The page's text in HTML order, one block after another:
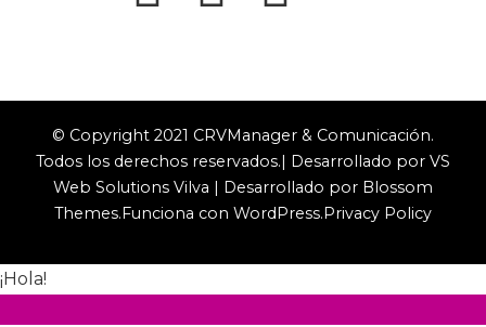
© Copyright 2021 CRVManager & Comunicación.
Todos los derechos reservados.| Desarrollado por VS
Web Solutions Vilva | Desarrollado por Blossom
Themes.Funciona con WordPress. Privacy Policy
¡Hola!